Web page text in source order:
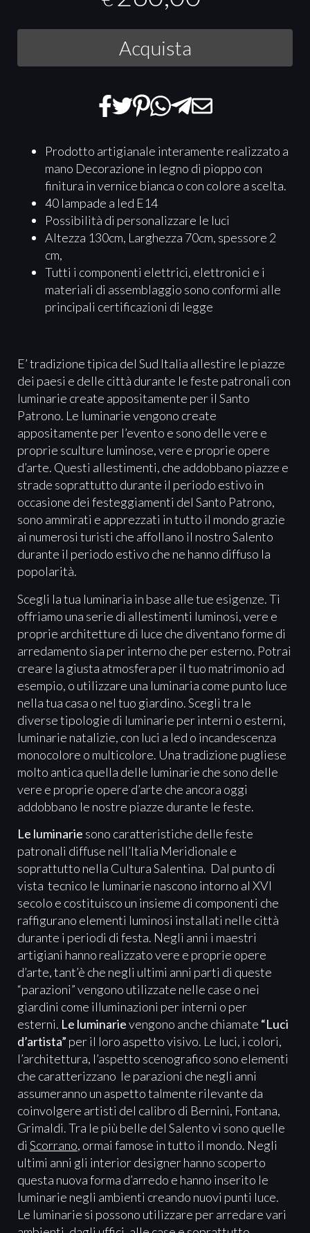
Acquista
Prodotto artigianale interamente realizzato a
mano Decorazione in legno di pioppo con
finitura in vernice bianca o con colore a scelta.
40 lampade a led E14
Possibilità di personalizzare le luci
Altezza 130cm, Larghezza 70cm, spessore 2
cm,
Tutti i componenti elettrici, elettronici e i
materiali di assemblaggio sono conformi alle
principali certificazioni di legge
E’ tradizione tipica del Sud Italia allestire le piazze
dei paesi e delle città durante le feste patronali con
luminarie create appositamente per il Santo
Patrono. Le luminarie vengono create
appositamente per l’evento e sono delle vere e
proprie sculture luminose, vere e proprie opere
d’arte. Questi allestimenti, che addobbano piazze e
strade soprattutto durante il periodo estivo in
occasione dei festeggiamenti del Santo Patrono,
sono ammirati e apprezzati in tutto il mondo grazie
ai numerosi turisti che affollano il nostro Salento
durante il periodo estivo che ne hanno diffuso la
popolarità.
Scegli la tua luminaria in base alle tue esigenze. Ti
offriamo una serie di allestimenti luminosi, vere e
proprie architetture di luce che diventano forme di
arredamento sia per interno che per esterno. Potrai
creare la giusta atmosfera per il tuo matrimonio ad
esempio, o utilizzare una luminaria come punto luce
nella tua casa o nel tuo giardino. Scegli tra le
diverse tipologie di luminarie per interni o esterni,
luminarie natalizie, con luci a led o incandescenza
monocolore o multicolore. Una tradizione pugliese
molto antica quella delle luminarie che sono delle
vere e proprie opere d’arte che ancora oggi
addobbano le nostre piazze durante le feste.
Le luminarie sono caratteristiche delle feste
patronali diffuse nell’Italia Meridionale e
soprattutto nella Cultura Salentina. Dal punto di
vista tecnico le luminarie nascono intorno al XVI
secolo e costituisco un insieme di componenti che
raffigurano elementi luminosi installati nelle città
durante i periodi di festa. Negli anni i maestri
artigiani hanno realizzato vere e proprie opere
d’arte, tant’è che negli ultimi anni parti di queste
“parazioni” vengono utilizzate nelle case o nei
giardini come illuminazioni per interni o per
esterni. Le luminarievengono anche chiamate “Luci
d’artista” per il loro aspetto visivo. Le luci, i colori,
l’architettura, l’aspetto scenografico sono elementi
che caratterizzano le parazioni che negli anni
assumeranno un aspetto talmente rilevante da
coinvolgere artisti del calibro di Bernini, Fontana,
Grimaldi. Tra le più belle del Salento vi sono quelle
di Scorrano, ormai famose in tutto il mondo. Negli
ultimi anni gli interior designer hanno scoperto
questa nuova forma d’arredo e hanno inserito le
luminarie negli ambienti creando nuovi punti luce.
Le luminarie si possono utilizzare per arredare vari